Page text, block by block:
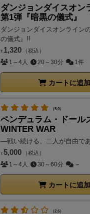
ダンジョンダイスオン
第1弾『暗黒の儀式』
ダンジョンダイスオンライン
の儀式』!!
¥ 1,320 （税込）
1～4人 20～30分 1件
カートに追
（5.0）
ペンデュラム・ドー
WINTER WAR
―戦い続ける、二人が自由で
¥ 5,000 （税込）
1～4人 30～60分 －
カートに追
（2.6）